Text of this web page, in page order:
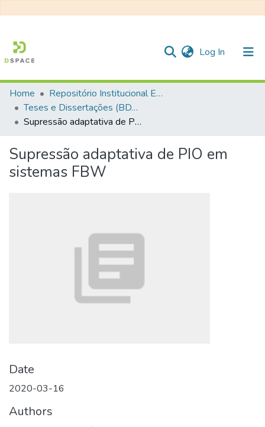
Log In (current)
Communities & Collections
All of DSpace
Statistics
Home
Repositório Institucional EESC
Teses e Dissertações (BDTD USP)
Supressão adaptativa de PIO em sistemas FBW
Supressão adaptativa de PIO em
sistemas FBW
Date
2020-03-16
Authors